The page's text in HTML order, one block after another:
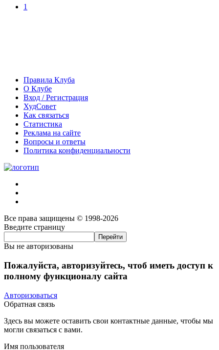
1
Правила Клуба
О Клубе
Вход / Регистрация
ХудСовет
Как связаться
Статистика
Реклама на сайте
Вопросы и ответы
Политика конфиденциальности
Все права защищены © 1998-2026
Введите страницу
Вы не авторизованы
Пожалуйста, авторизуйтесь, чтоб иметь доступ к
полному функционалу сайта
Авторизоваться
Обратная связь
Здесь вы можете оставить свои контактные данные, чтобы мы
могли связаться с вами.
Имя пользователя